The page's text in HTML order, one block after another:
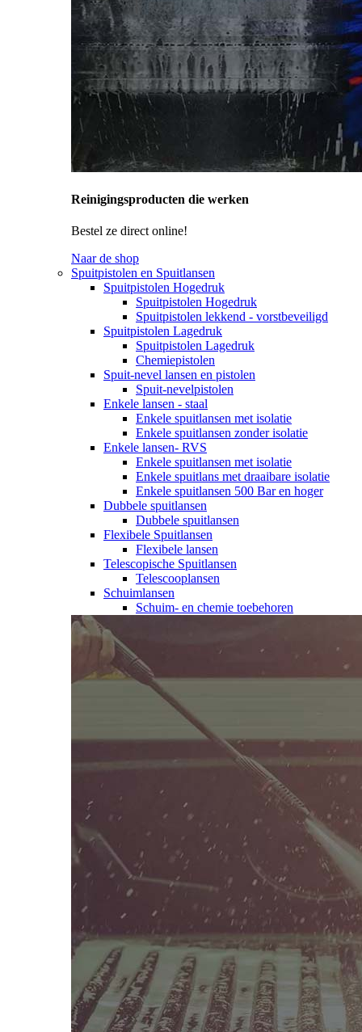
Reinigingsproducten die werken
Bestel ze direct online!
Naar de shop
Spuitpistolen en Spuitlansen
Spuitpistolen Hogedruk
Spuitpistolen Hogedruk
Spuitpistolen lekkend - vorstbeveiligd
Spuitpistolen Lagedruk
Spuitpistolen Lagedruk
Chemiepistolen
Spuit-nevel lansen en pistolen
Spuit-nevelpistolen
Enkele lansen - staal
Enkele spuitlansen met isolatie
Enkele spuitlansen zonder isolatie
Enkele lansen- RVS
Enkele spuitlansen met isolatie
Enkele spuitlans met draaibare isolatie
Enkele spuitlansen 500 Bar en hoger
Dubbele spuitlansen
Dubbele spuitlansen
Flexibele Spuitlansen
Flexibele lansen
Telescopische Spuitlansen
Telescooplansen
Schuimlansen
Schuim- en chemie toebehoren